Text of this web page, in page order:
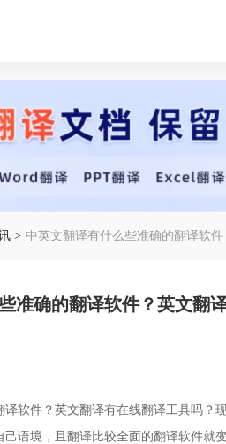
> 中英文翻译有什么些准确的翻译软
准确的翻译软件？英文翻
软件？英文翻译有在线翻译工具吗
语境，且翻译比较全面的翻译软件就